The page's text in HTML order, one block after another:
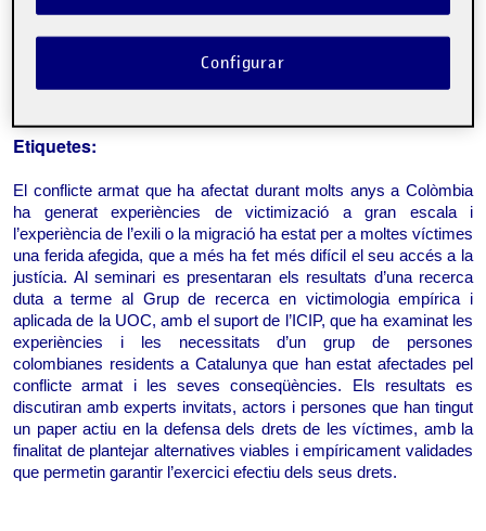
Sobre l'esdeveniment
Etiquetes:
El conflicte armat que ha afectat durant molts anys a Colòmbia
ha generat experiències de victimizació a gran escala i
l’experiència de l’exili o la migració ha estat per a moltes víctimes
una ferida afegida, que a més ha fet més difícil el seu accés a la
justícia. Al seminari es presentaran els resultats d’una recerca
duta a terme al Grup de recerca en victimologia empírica i
aplicada de la UOC, amb el suport de l’ICIP, que ha examinat les
experiències i les necessitats d’un grup de persones
colombianes residents a Catalunya que han estat afectades pel
conflicte armat i les seves conseqüències. Els resultats es
discutiran amb experts invitats, actors i persones que han tingut
un paper actiu en la defensa dels drets de les víctimes, amb la
finalitat de plantejar alternatives viables i empíricament validades
que permetin garantir l’exercici efectiu dels seus drets.
Configurar